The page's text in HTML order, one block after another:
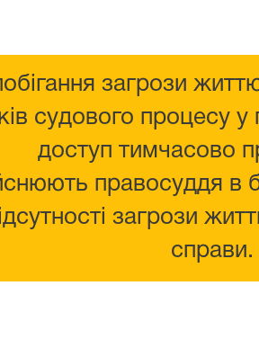
загрози
судового процесу у
доступ тимчасово
правосуддя в
загрози
справи.